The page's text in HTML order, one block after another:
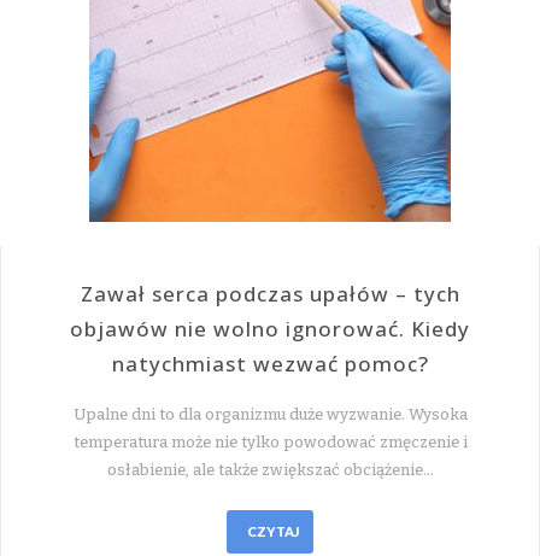
Zawał serca podczas upałów – tych
objawów nie wolno ignorować. Kiedy
natychmiast wezwać pomoc?
Upalne dni to dla organizmu duże wyzwanie. Wysoka
temperatura może nie tylko powodować zmęczenie i
osłabienie, ale także zwiększać obciążenie…
CZYTAJ